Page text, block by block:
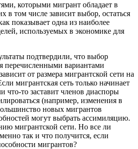
которыми мигрант обладает в
в том числе зависит выбор, остаться
показывает одна из наиболее
используемых в экономике для
подтвердили, что выбор
перечисленными вариантами
от размера мигрантской сети на
мигрантская сеть только начинает
что-то заставит членов диаспоры
(например, изменения в
новых мигрантов
могут выбрать ассимиляцию.
мигрантской сети. Но все ли
так и что получится, если
мигрантов?